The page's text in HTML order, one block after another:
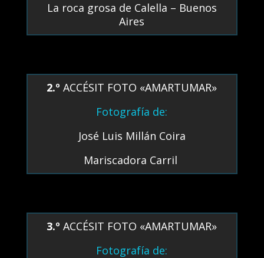
La roca grosa de Calella – Buenos
Aires
2.º ACCÉSIT FOTO «AMARTUMAR»
Fotografía de:
José Luis Millán Coira
Mariscadora Carril
3.º ACCÉSIT FOTO «AMARTUMAR»
Fotografía de: